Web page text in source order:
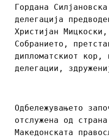
Гордана
делегација
Христијан
Собранието,
дипломатскиот кор,
делегации,
Одбележувањето
отслужена од
Македонската